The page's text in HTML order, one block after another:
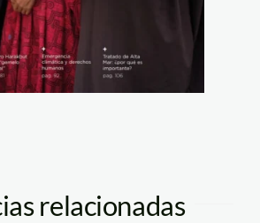
relacionadas